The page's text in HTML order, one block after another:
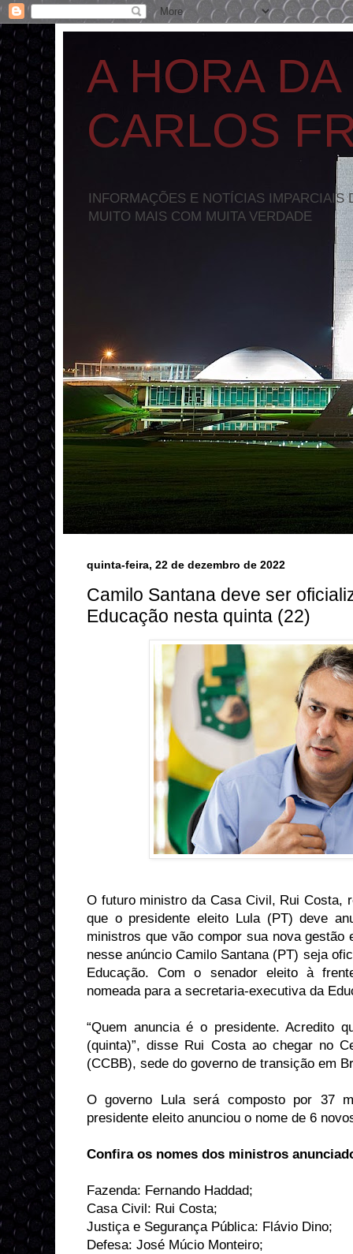
A HORA
CARLOS
INFORMAÇÕES E NOTÍCIAS
MUITO MAIS COM MUITA VERDADE
quinta-feira, 22 de dezembro de 2022
Camilo Santana deve ser
Educação nesta quinta (22)
O futuro ministro da Casa Civil, Rui Costa,
que o presidente eleito Lula (PT) deve
ministros que vão compor sua nova gestão
nesse anúncio Camilo Santana (PT) seja
Educação. Com o senador eleito à
nomeada para a secretaria-executiva da
“Quem anuncia é o presidente. Acredito
(quinta)”, disse Rui Costa ao chegar no
(CCBB), sede do governo de transição em
O governo Lula será composto por 37
presidente eleito anunciou o nome de 6
Confira os nomes dos ministros
Fazenda: Fernando Haddad;
Casa Civil: Rui Costa;
Justiça e Segurança Pública: Flávio Dino;
Defesa: José Múcio Monteiro;